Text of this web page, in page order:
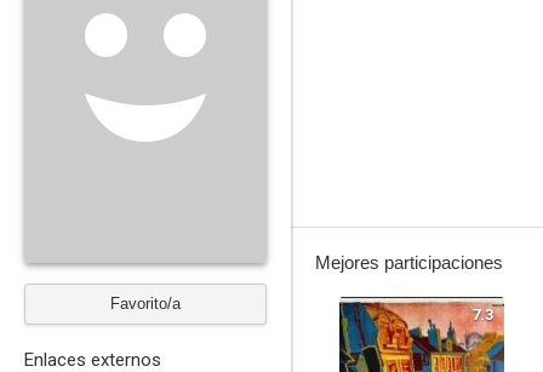
Favorito/a
Enlaces externos
Mejores participaciones
7.3